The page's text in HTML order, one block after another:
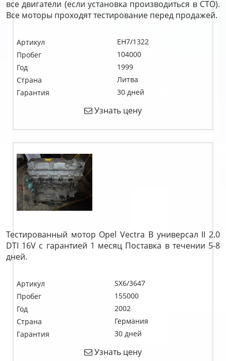
все двигатели (если установка производиться в СТО).
Все моторы проходят тестирование перед продажей.
Артикул
EH7/1322
Пробег
104000
Год
1999
Страна
Литва
Гарантия
30 дней
Узнать цену
Тестированный мотор Opel Vectra B универсал II 2.0
DTI 16V c гарантией 1 месяц Поставка в течении 5-8
дней.
Артикул
SX6/3647
Пробег
155000
Год
2002
Страна
Германия
Гарантия
30 дней
Узнать цену